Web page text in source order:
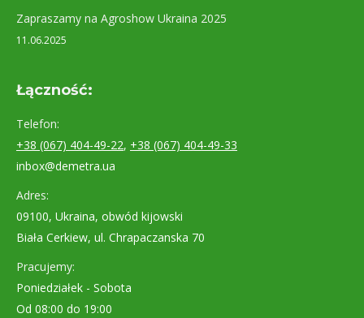
Zapraszamy na Agroshow Ukraina 2025
11.06.2025
Łączność:
Telefon:
+38 (067) 404-49-22, +38 (067) 404-49-33
inbox@demetra.ua
Adres:
09100, Ukraina, obwód kijowski
Biała Cerkiew, ul. Chrapaczanska 70
Pracujemy:
Poniedziałek - Sobota
Od 08:00 do 19:00